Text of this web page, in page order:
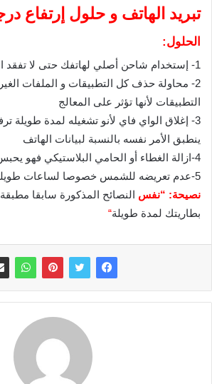
تبريد الهاتف و حلول إرتفاع
الحلول:
1- إستخدام شاحن أصلي لهاتفك حتى لا تفقد البطارية سعتها
2- محاولة حذف كل التطبيقات و الملفات
التطبيقات لأنها تؤثر على المعالج
3- إغلاق الواي فاي لأنو تشغيله لمدة طويلة
ينطبق الأمر نفسه بالنسبة لبيانات الهاتف
4-ازالة الغطاء أو الحامي البلاستيكي فهو يحبس الحرارة في الهاتف
5-عدم تعريضه للشمس خصوصا لساعات طويلة
نصيحة: “نفس النصائح المذكورة سابقا
بطاريتك لمدة طويلة“